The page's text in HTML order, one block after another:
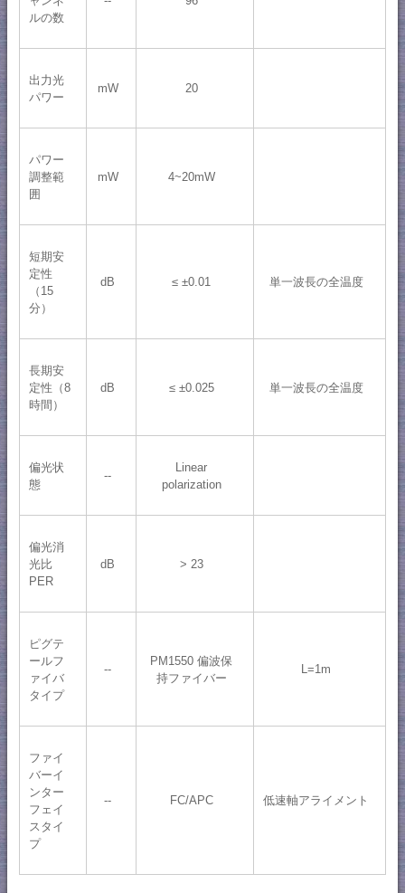
ルの数
出力光
パワー
mW 20
パワー
調整範
囲
mW 4~20mW
短期安
定性
（15
分）
dB ≤ ±0.01 単一波長の全温度
長期安
定性（8
時間）
dB ≤ ±0.025 単一波長の全温度
偏光状
態
--
Linear
polarization
偏光消
光比
PER
dB > 23
ピグテ
ールフ
ァイバ
タイプ
--
PM1550 偏波保
持ファイバー
L=1m
ファイ
バーイ
ンター
フェイ
スタイ
プ
-- FC/APC 低速軸アライメント